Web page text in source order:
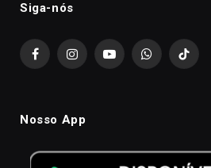
Siga-nós
FacebookInstagramYouTubeWhatsAppTikTok
Nosso App